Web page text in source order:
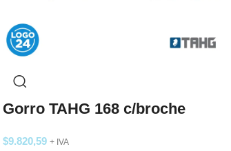
Gorro TAHG 168 c/broche
$9.820,59 + IVA